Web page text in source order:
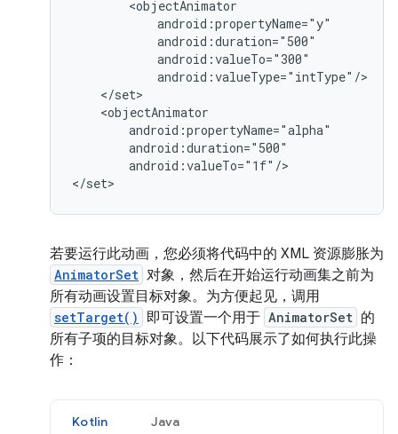
android:valueTo="1f"/>
</set>
若要运行此动画，您必须将代码中的 XML 资源膨胀为
AnimatorSet 对象，然后在开始运行动画集之前为
所有动画设置目标对象。为方便起见，调用
setTarget() 即可设置一个用于 AnimatorSet 的
所有子项的目标对象。以下代码展示了如何执行此操
作：
Kotlin Java